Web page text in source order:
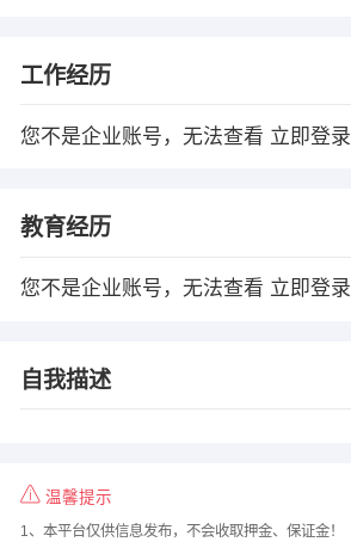
工作经历
您不是企业账号，无法查看 立即登录
教育经历
您不是企业账号，无法查看 立即登录
自我描述
温馨提示
1、本平台仅供信息发布，不会收取押金、保证金！